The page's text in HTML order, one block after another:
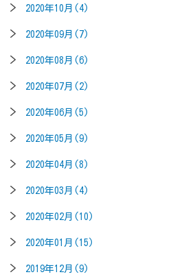
2020年10月(4)
2020年09月(7)
2020年08月(6)
2020年07月(2)
2020年06月(5)
2020年05月(9)
2020年04月(8)
2020年03月(4)
2020年02月(10)
2020年01月(15)
2019年12月(9)